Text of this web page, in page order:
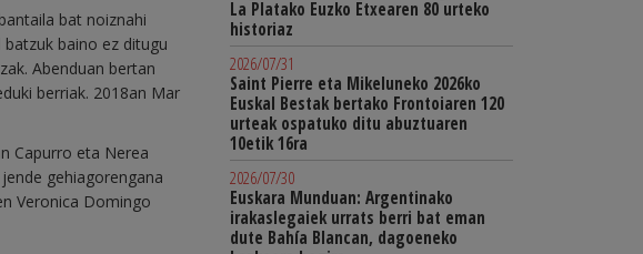
bat noiznahi
batzuk baino ez ditugu
Abenduan bertan
berriak. 2018an Mar
Capurro eta Nerea
gehiagorengana
Veronica Domingo
La Platako Euzko Etxearen 80 urteko
historiaz
2026/07/31
Saint Pierre eta Mikeluneko 2026ko
Euskal Bestak bertako Frontoiaren 120
urteak ospatuko ditu abuztuaren
10etik 16ra
2026/07/30
Euskara Munduan: Argentinako
irakaslegaiek urrats berri bat eman
dute Bahía Blancan, dagoeneko